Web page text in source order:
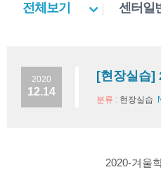
전체보기 센터일
2020
12.14
[현장실습]
분류 : 현장실습
2020-겨울